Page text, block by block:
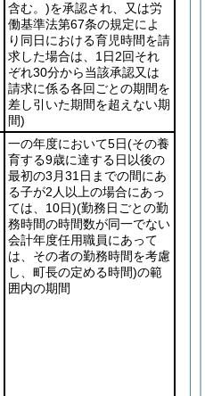
含む。)を承認され、又は労
働基準法第67条の規定によ
り同日における育児時間を請
求した場合は、1日2回それ
ぞれ30分から当該承認又は
請求に係る各回ごとの期間を
差し引いた期間を超えない期
間)
一の年度において5日(その養
育する9歳に達する日以後の
最初の3月31日までの間にあ
る子が2人以上の場合にあっ
ては、10日)(勤務日ごとの勤
務時間の時間数が同一でない
会計年度任用職員にあって
は、その者の勤務時間を考慮
し、町長の定める時間)の範
囲内の期間